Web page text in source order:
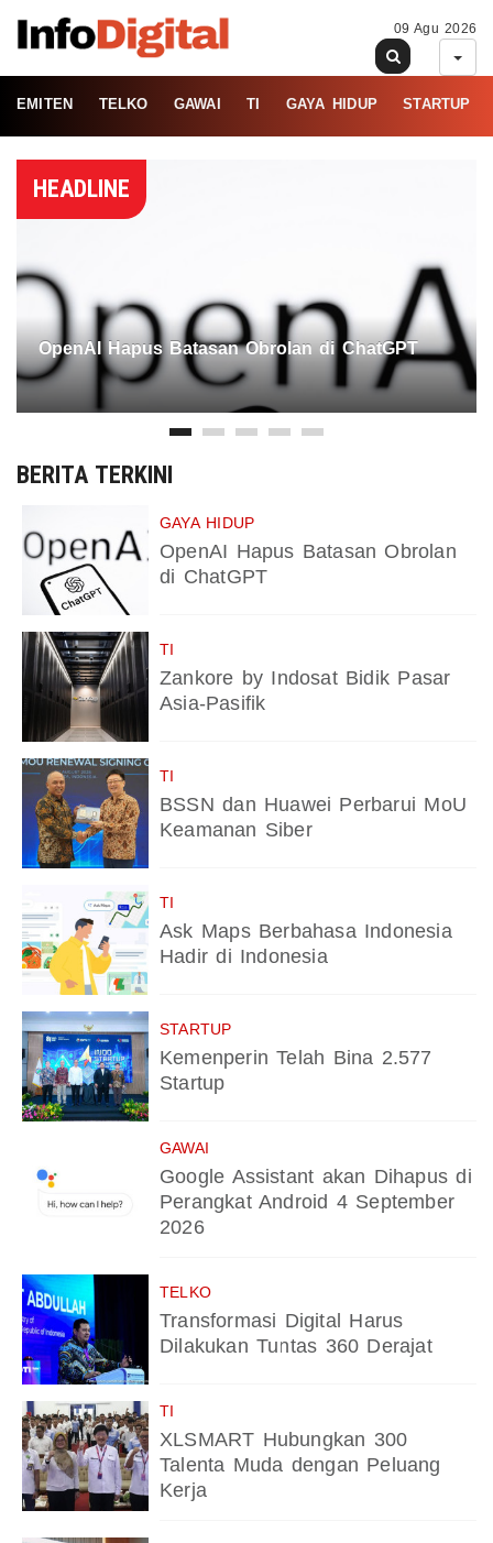
09 Agu 2026
EMITEN TELKO GAWAI TI GAYA HIDUP STARTUP
HEADLINE
OpenAI Hapus Batasan Obrolan di ChatGPT
BERITA TERKINI
GAYA HIDUP
OpenAI Hapus Batasan Obrolan
di ChatGPT
TI
Zankore by Indosat Bidik Pasar
Asia-Pasifik
TI
BSSN dan Huawei Perbarui MoU
Keamanan Siber
TI
Ask Maps Berbahasa Indonesia
Hadir di Indonesia
STARTUP
Kemenperin Telah Bina 2.577
Startup
GAWAI
Google Assistant akan Dihapus di
Perangkat Android 4 September
2026
TELKO
Transformasi Digital Harus
Dilakukan Tuntas 360 Derajat
TI
XLSMART Hubungkan 300
Talenta Muda dengan Peluang
Kerja